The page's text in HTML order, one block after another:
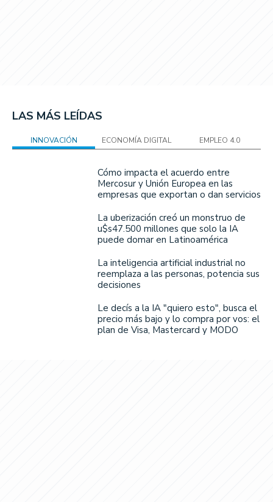
LAS MÁS LEÍDAS
INNOVACIÓN ECONOMÍA DIGITAL EMPLEO 4.0
Cómo impacta el acuerdo entre
Mercosur y Unión Europea en las
empresas que exportan o dan servicios
La uberización creó un monstruo de
u$s47.500 millones que solo la IA
puede domar en Latinoamérica
La inteligencia artificial industrial no
reemplaza a las personas, potencia sus
decisiones
Le decís a la IA "quiero esto", busca el
precio más bajo y lo compra por vos: el
plan de Visa, Mastercard y MODO